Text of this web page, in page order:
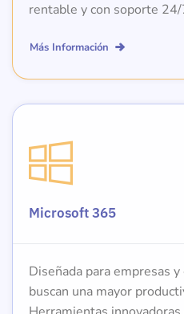
rentable y con soporte
Más Información
Microsoft 365
Diseñada para empresas
buscan una mayor